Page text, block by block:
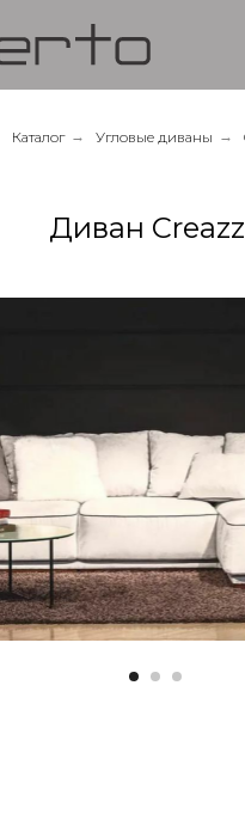
Каталог → Угловые диваны →
Диван